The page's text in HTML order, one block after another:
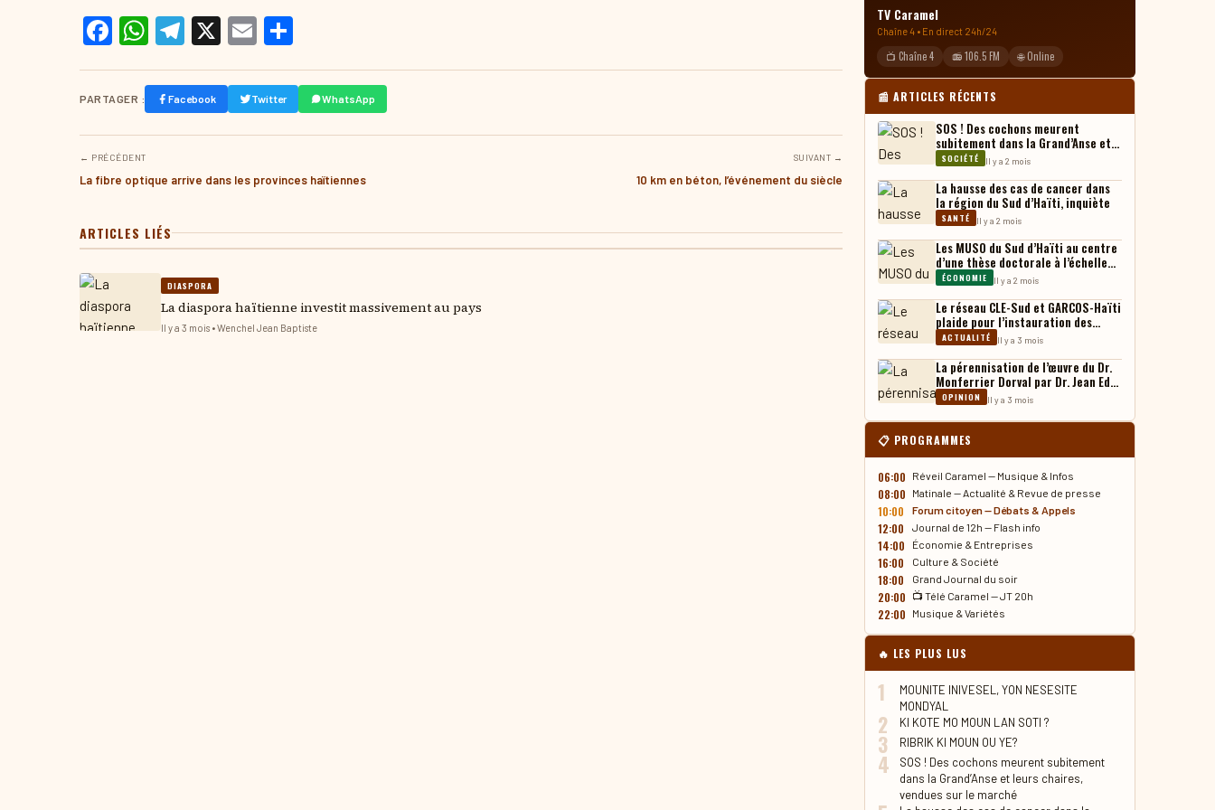
Facebook
WhatsApp
Telegram
X Email
PARTAGER : Facebook Twitter WhatsApp
← PRÉCÉDENT
La fibre optique arrive dans les provinces haïtiennes
SUIVANT →
10 km en béton, l’événement du siècle
ARTICLES LIÉS
DIASPORA
La diaspora haïtienne investit massivement au pays
Il y a 3 mois • Wenchel Jean Baptiste
TV Caramel
Chaîne 4 • En direct 24h/24
📺 Chaîne 4 📻 106.5 FM 🌐 Online
📰 ARTICLES RÉCENTS
SOS ! Des cochons meurent
subitement dans la Grand’Anse et
leurs chaires, vendues sur le
marché
SOCIÉTÉ Il y a 2 mois
La hausse des cas de cancer dans
la région du Sud d’Haïti, inquiète
SANTÉ Il y a 2 mois
Les MUSO du Sud d’Haïti au centre
d’une thèse doctorale à l’échelle
internationale
ÉCONOMIE Il y a 2 mois
Le réseau CLE-Sud et GARCOS-Haïti
plaide pour l’instauration des
tribunaux administratifs en Haïti
ACTUALITÉ Il y a 3 mois
La pérennisation de l’œuvre du Dr.
Monferrier Dorval par Dr. Jean Eddy
Saint Paul
OPINION Il y a 3 mois
📋 PROGRAMMES
06:00 Réveil Caramel — Musique & Infos
08:00 Matinale — Actualité & Revue de presse
10:00 Forum citoyen — Débats & Appels
12:00 Journal de 12h — Flash info
14:00 Économie & Entreprises
16:00 Culture & Société
18:00 Grand Journal du soir
20:00 📺 Télé Caramel — JT 20h
22:00 Musique & Variétés
🔥 LES PLUS LUS
1
MOUNITE INIVESEL, YON NESESITE
MONDYAL
2 KI KOTE MO MOUN LAN SOTI ?
3 RIBRIK KI MOUN OU YE?
4
SOS ! Des cochons meurent subitement
dans la Grand’Anse et leurs chaires,
vendues sur le marché